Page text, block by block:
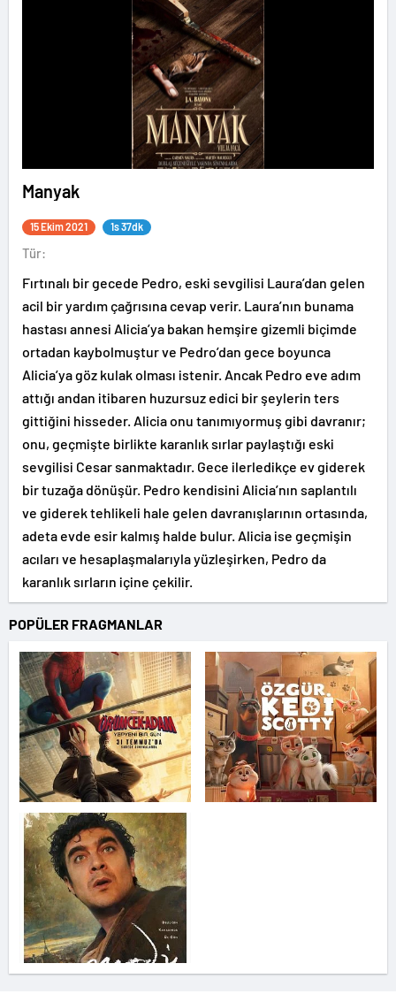
Manyak
15 Ekim 2021 1s 37dk
Tür:
Fırtınalı bir gecede Pedro, eski sevgilisi Laura’dan gelen
acil bir yardım çağrısına cevap verir. Laura’nın bunama
hastası annesi Alicia’ya bakan hemşire gizemli biçimde
ortadan kaybolmuştur ve Pedro’dan gece boyunca
Alicia’ya göz kulak olması istenir. Ancak Pedro eve adım
attığı andan itibaren huzursuz edici bir şeylerin ters
gittiğini hisseder. Alicia onu tanımıyormuş gibi davranır;
onu, geçmişte birlikte karanlık sırlar paylaştığı eski
sevgilisi Cesar sanmaktadır. Gece ilerledikçe ev giderek
bir tuzağa dönüşür. Pedro kendisini Alicia’nın saplantılı
ve giderek tehlikeli hale gelen davranışlarının ortasında,
adeta evde esir kalmış halde bulur. Alicia ise geçmişin
acıları ve hesaplaşmalarıyla yüzleşirken, Pedro da
karanlık sırların içine çekilir.
POPÜLER FRAGMANLAR